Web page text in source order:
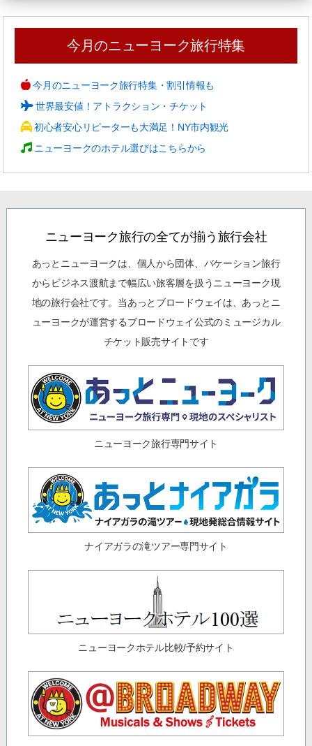
今月のニューヨーク旅行特集
今月のニューヨーク旅行特集・割引情報も
世界最安値！アトラクション・チケット
初心者安心リピーターも大満足！NY市内観光
ニューヨークのホテル選びはこちらから
ニューヨーク旅行の全てが揃う旅行会社
あっとニューヨークは、個人から団体、バケーション旅行
からビジネス渡航まで幅広い旅客層を扱うニューヨーク現
地の旅行会社です。当あっとブロードウェイは、あっとニ
ューヨークが運営するブロードウェイ公式のミュージカル
チケット販売サイトです
ニューヨーク旅行専門サイト
ナイアガラの滝ツアー専門サイト
ニューヨークホテル比較/予約サイト